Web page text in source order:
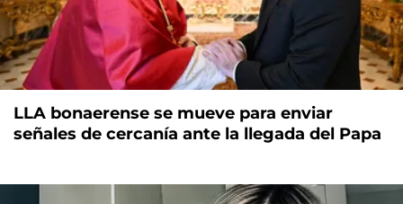
LLA bonaerense se mueve para enviar
señales de cercanía ante la llegada del Papa